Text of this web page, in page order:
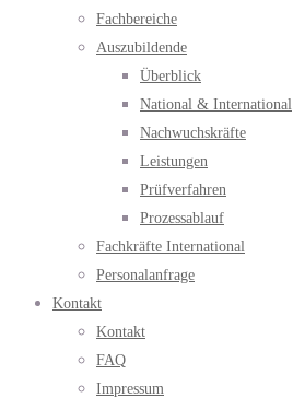
Fachbereiche
Auszubildende
Überblick
National & International
Nachwuchskräfte
Leistungen
Prüfverfahren
Prozessablauf
Fachkräfte International
Personalanfrage
Kontakt
Kontakt
FAQ
Impressum